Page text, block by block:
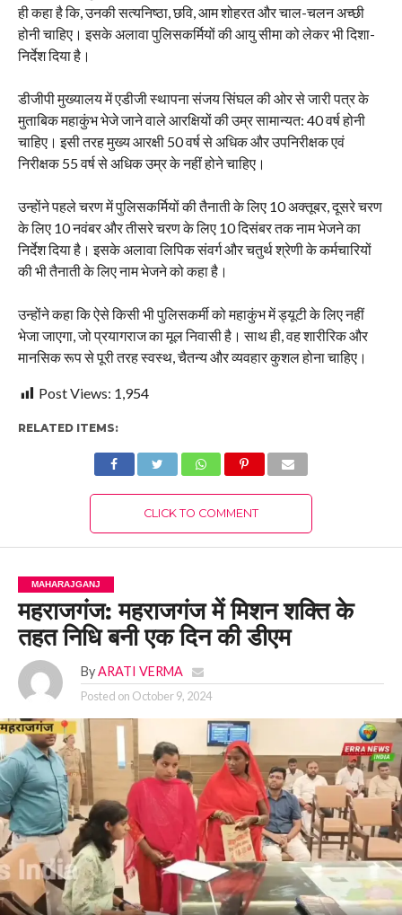
ही कहा है कि, उनकी सत्यनिष्ठा, छवि, आम शोहरत और चाल-चलन अच्छी
होनी चाहिए। इसके अलावा पुलिसकर्मियों की आयु सीमा को लेकर भी दिशा-
निर्देश दिया है।
डीजीपी मुख्यालय में एडीजी स्थापना संजय सिंघल की ओर से जारी पत्र के
मुताबिक महाकुंभ भेजे जाने वाले आरक्षियों की उम्र सामान्यत: 40 वर्ष होनी
चाहिए। इसी तरह मुख्य आरक्षी 50 वर्ष से अधिक और उपनिरीक्षक एवं
निरीक्षक 55 वर्ष से अधिक उम्र के नहीं होने चाहिए।
उन्होंने पहले चरण में पुलिसकर्मियों की तैनाती के लिए 10 अक्तूबर, दूसरे चरण
के लिए 10 नवंबर और तीसरे चरण के लिए 10 दिसंबर तक नाम भेजने का
निर्देश दिया है। इसके अलावा लिपिक संवर्ग और चतुर्थ श्रेणी के कर्मचारियों
की भी तैनाती के लिए नाम भेजने को कहा है।
उन्होंने कहा कि ऐसे किसी भी पुलिसकर्मी को महाकुंभ में ड्यूटी के लिए नहीं
भेजा जाएगा, जो प्रयागराज का मूल निवासी है। साथ ही, वह शारीरिक और
मानसिक रूप से पूरी तरह स्वस्थ, चैतन्य और व्यवहार कुशल होना चाहिए।
Post Views: 1,954
RELATED ITEMS:
CLICK TO COMMENT
MAHARAJGANJ
महराजगंज: महराजगंज में मिशन शक्ति के
तहत निधि बनी एक दिन की डीएम
By ARATI VERMA
Posted on October 9, 2024